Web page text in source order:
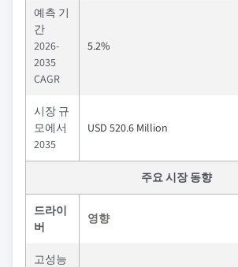
예측 기
간
2026-
2035
CAGR
5.2%
시장 규
모에서
2035
USD 520.6 Million
주요 시장 동향
드라이
버
영향
고성능